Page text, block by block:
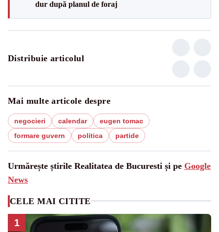
dur după planul de foraj
Distribuie articolul
Mai multe articole despre
negocieri calendar
eugen tomac
formare guvern
politica partide
Urmărește știrile Realitatea de Bucuresti și pe Google
News
CELE MAI CITITE
1